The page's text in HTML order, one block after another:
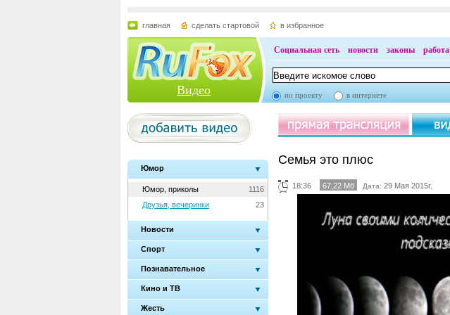
главная сделать стартовой в избранное
Видео
Социальная сеть новости законы работа
по проекту в интернете
Юмор
1116
Юмор, приколы
23
Друзья, вечеринки
Новости
Спорт
Познавательное
Кино и ТВ
Жесть
Семья это плюс
18:36 67,22 Мб Дата: 29 Мая 2015г.